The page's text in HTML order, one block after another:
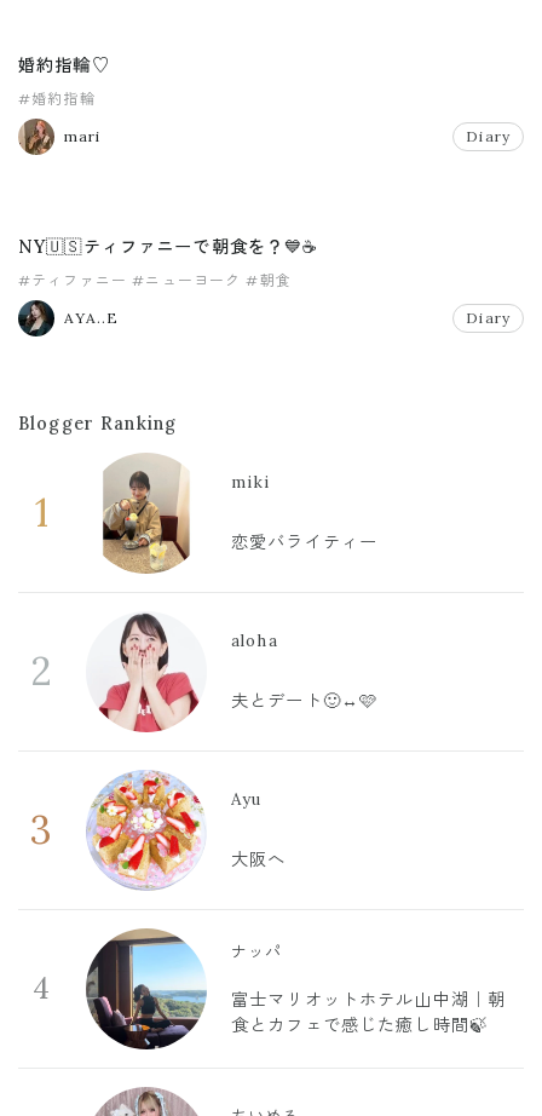
婚約指輪♡
#婚約指輪
mari Diary
NY🇺🇸ティファニーで朝食を？💙☕️
#ティファニー #ニューヨーク #朝食
AYA..E Diary
Blogger Ranking
1
miki
恋愛バライティー
2
aloha
夫とデート🙂‍↔️🩷
3
Ayu
大阪へ
4
ナッパ
富士マリオットホテル山中湖｜朝
食とカフェで感じた癒し時間🍃